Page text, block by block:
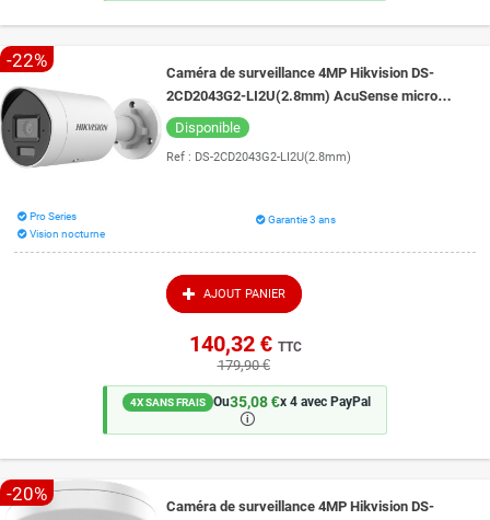
-22%
Caméra de surveillance 4MP Hikvision DS-
2CD2043G2-LI2U(2.8mm) AcuSense micro
intégré vision de nuit couleur 40 mètres
Disponible
Ref : DS-2CD2043G2-LI2U(2.8mm)
Pro Series
Vision nocturne
Garantie 3 ans
AJOUT PANIER
140,32 € TTC
179,90 €
4X SANS FRAIS Ou35,08 €x 4 avec PayPal
🛈
-20%
Caméra de surveillance 4MP Hikvision DS-